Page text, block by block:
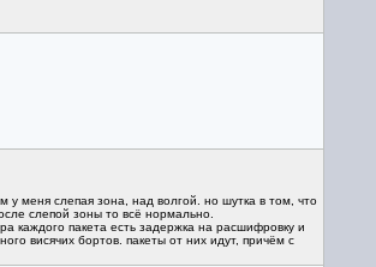
у меня слепая зона, над волгой. но шутка в том, что
слепой зоны то всё нормально.
каждого пакета есть задержка на расшифровку и
висячих бортов. пакеты от них идут, причём с